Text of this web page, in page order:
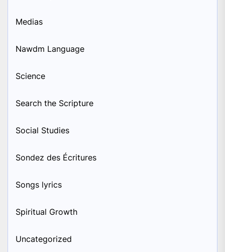
Medias
Nawdm Language
Science
Search the Scripture
Social Studies
Sondez des Écritures
Songs lyrics
Spiritual Growth
Uncategorized